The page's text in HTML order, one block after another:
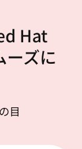
Hat
ズに
目